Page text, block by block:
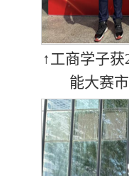
↑工商学子
能大赛